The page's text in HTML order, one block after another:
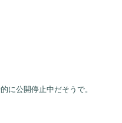
に公開停止中だそうで。